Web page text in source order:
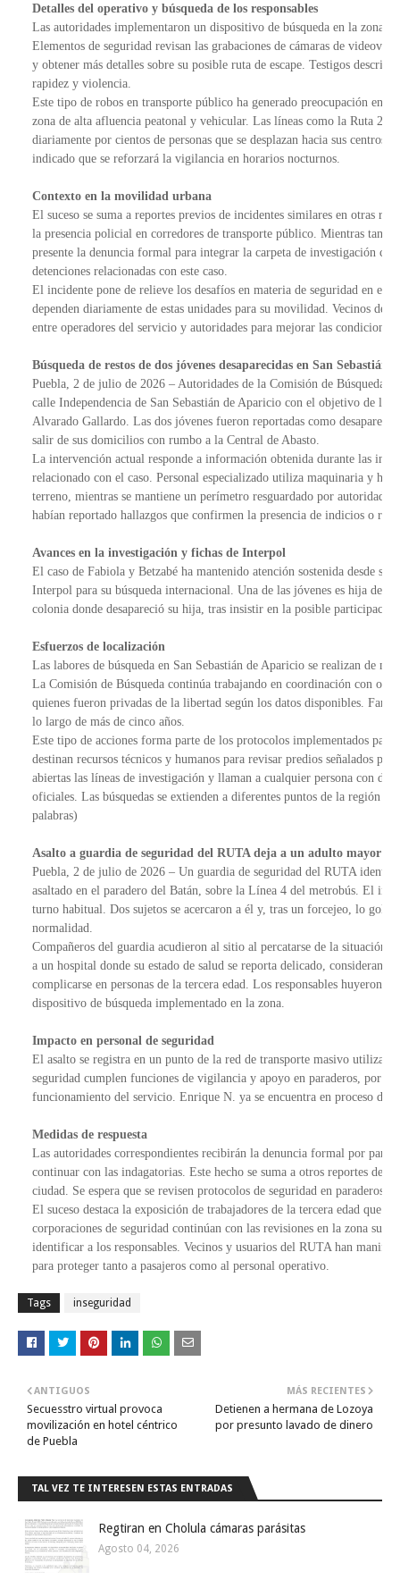
Detalles del operativo y búsqueda de los responsables
Las autoridades implementaron un dispositivo de búsqueda en la zona
Elementos de seguridad revisan las grabaciones de cámaras de
y obtener más detalles sobre su posible ruta de escape. Testigos
rapidez y violencia.
Este tipo de robos en transporte público ha generado preocupación
zona de alta afluencia peatonal y vehicular. Las líneas como la Ruta 23
diariamente por cientos de personas que se desplazan hacia sus centros
indicado que se reforzará la vigilancia en horarios nocturnos.
Contexto en la movilidad urbana
El suceso se suma a reportes previos de incidentes similares en otras
la presencia policial en corredores de transporte público. Mientras
presente la denuncia formal para integrar la carpeta de investigación
detenciones relacionadas con este caso.
El incidente pone de relieve los desafíos en materia de seguridad en el
dependen diariamente de estas unidades para su movilidad. Vecinos de
entre operadores del servicio y autoridades para mejorar las
Búsqueda de restos de dos jóvenes desaparecidas en San Sebastián
Puebla, 2 de julio de 2026 – Autoridades de la Comisión de Búsqueda
calle Independencia de San Sebastián de Aparicio con el objetivo de
Alvarado Gallardo. Las dos jóvenes fueron reportadas como
salir de sus domicilios con rumbo a la Central de Abasto.
La intervención actual responde a información obtenida durante las
relacionado con el caso. Personal especializado utiliza maquinaria y
terreno, mientras se mantiene un perímetro resguardado por
habían reportado hallazgos que confirmen la presencia de indicios o
Avances en la investigación y fichas de Interpol
El caso de Fabiola y Betzabé ha mantenido atención sostenida desde
Interpol para su búsqueda internacional. Una de las jóvenes es hija de
colonia donde desapareció su hija, tras insistir en la posible
Esfuerzos de localización
Las labores de búsqueda en San Sebastián de Aparicio se realizan de
La Comisión de Búsqueda continúa trabajando en coordinación con
quienes fueron privadas de la libertad según los datos disponibles.
lo largo de más de cinco años.
Este tipo de acciones forma parte de los protocolos implementados para
destinan recursos técnicos y humanos para revisar predios señalados
abiertas las líneas de investigación y llaman a cualquier persona con
oficiales. Las búsquedas se extienden a diferentes puntos de la región
palabras)
Asalto a guardia de seguridad del RUTA deja a un adulto mayor
Puebla, 2 de julio de 2026 – Un guardia de seguridad del RUTA
asaltado en el paradero del Batán, sobre la Línea 4 del metrobús. El
turno habitual. Dos sujetos se acercaron a él y, tras un forcejeo, lo
normalidad.
Compañeros del guardia acudieron al sitio al percatarse de la situación
a un hospital donde su estado de salud se reporta delicado,
complicarse en personas de la tercera edad. Los responsables huyeron
dispositivo de búsqueda implementado en la zona.
Impacto en personal de seguridad
El asalto se registra en un punto de la red de transporte masivo
seguridad cumplen funciones de vigilancia y apoyo en paraderos, por
funcionamiento del servicio. Enrique N. ya se encuentra en proceso de
Medidas de respuesta
Las autoridades correspondientes recibirán la denuncia formal por
continuar con las indagatorias. Este hecho se suma a otros reportes de
ciudad. Se espera que se revisen protocolos de seguridad en paraderos
El suceso destaca la exposición de trabajadores de la tercera edad que
corporaciones de seguridad continúan con las revisiones en la zona sur
identificar a los responsables. Vecinos y usuarios del RUTA han
para proteger tanto a pasajeros como al personal operativo.
Tags inseguridad
MÁS RECIENTES
Detienen a hermana de Lozoya
por presunto lavado de dinero
ANTIGUOS
Secuesstro virtual provoca
movilización en hotel céntrico
de Puebla
TAL VEZ TE INTERESEN ESTAS ENTRADAS
Regtiran en Cholula cámaras parásitas
Agosto 04, 2026